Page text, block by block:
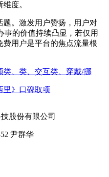
度。
。激发用户赞扬，用户对
的价值持续凸显，若仅用
用户是平台的焦点流量根
类、类、交互类、穿戴/挪
里》口碑取项
尹群华